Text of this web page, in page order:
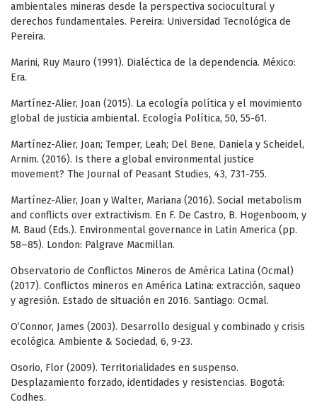
ambientales mineras desde la perspectiva sociocultural y
derechos fundamentales. Pereira: Universidad Tecnológica de
Pereira.
Marini, Ruy Mauro (1991). Dialéctica de la dependencia. México:
Era.
Martínez-Alier, Joan (2015). La ecología política y el movimiento
global de justicia ambiental. Ecología Política, 50, 55-61.
Martínez-Alier, Joan; Temper, Leah; Del Bene, Daniela y Scheidel,
Arnim. (2016). Is there a global environmental justice
movement? The Journal of Peasant Studies, 43, 731-755.
Martínez-Alier, Joan y Walter, Mariana (2016). Social metabolism
and conflicts over extractivism. En F. De Castro, B. Hogenboom, y
M. Baud (Eds.). Environmental governance in Latin America (pp.
58–85). London: Palgrave Macmillan.
Observatorio de Conflictos Mineros de América Latina (Ocmal)
(2017). Conflictos mineros en América Latina: extracción, saqueo
y agresión. Estado de situación en 2016. Santiago: Ocmal.
O’Connor, James (2003). Desarrollo desigual y combinado y crisis
ecológica. Ambiente & Sociedad, 6, 9-23.
Osorio, Flor (2009). Territorialidades en suspenso.
Desplazamiento forzado, identidades y resistencias. Bogotá:
Codhes.